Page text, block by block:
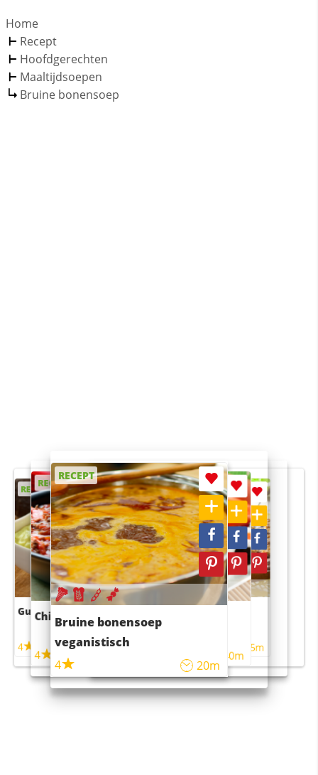
Home
Recept
Hoofdgerechten
Maaltijdsoepen
Bruine bonensoep
RECEPT
Guacamole
4
RECEPT
Chili con carne
4 45m
RECEPT
Bruine bonensoep
veganistisch
4
20m
RECEPT
Sushi rijstsalade
maaltijdsalade
40m
RECEPT
4 55m